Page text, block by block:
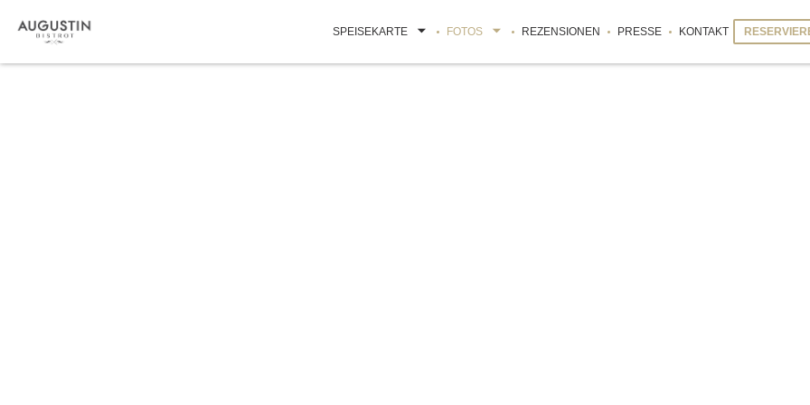
SPEISEKARTE FOTOS REZENSIONEN PRESSE KONTAKT